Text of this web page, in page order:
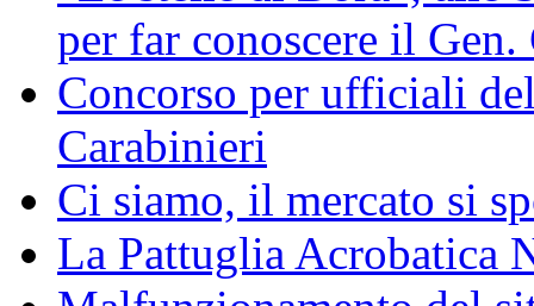
per far conoscere il
Concorso per ufficiali
Carabinieri
Ci siamo, il mercato si
La Pattuglia Acrobatica